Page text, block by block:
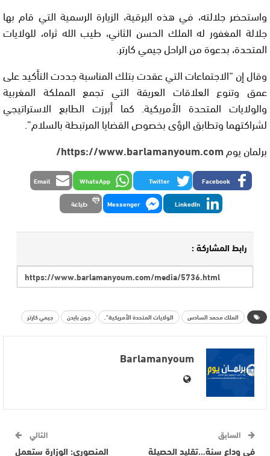
واستحضر جلالته، في هذه البرقية، الزيارة الرسمية التي قام بها
جلالة المغفور له الملك الحسن الثاني، طيب الله ثراه، للولايات
المتحدة، بدعوة من الراحل جيمي كارتر.
وقال إن “الاجتماعات التي عقدت بتلك المناسبة جددت التأكيد على
عمق وتنوع العلاقات العريقة التي تجمع المملكة المغربية
والولايات المتحدة الأمريكية. كما أبرزت الطابع الاستراتيجي
لشراكتهما وتطابق الرؤى بخصوص القضايا المرتبطة بالسلام”.
برلمان يومhttps://www.barlamanyoum.com/
Facebook
Twitter
WhatsApp
Email
LinkedIn
Messenger طباعة
رابط المشاركة :
الملك محمد السادس الولايات المتحدة الأمريكية". جون بايدن جيمي كارتر
Barlamanyoum
السابق
في وداع سنة…تقليد الحصيلة
التالي
المنصوري: الوزارة ستعمل